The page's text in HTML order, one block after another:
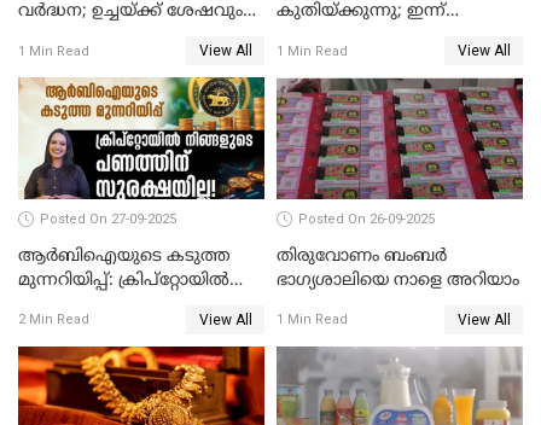
വർദ്ധന; ഉച്ചയ്ക്ക് ശേഷവും
കൂടിയത് പവന് 2,760 രൂപ
1 Min Read View All
കുതിയ്ക്കുന്നു; ഇന്ന്
1040 രൂപ
1 Min Read View All
Posted On 27-09-2025
ആർബിഐയുടെ കടുത്ത
മുന്നറിയിപ്പ്: ക്രിപ്റ്റോയിൽ
സുരക്ഷയില്ല!
2 Min Read View All
Posted On 26-09-2025
തിരുവോണം ബംബര്‍
ഭാഗ്യശാലിയെ നാളെ അറിയാം
1 Min Read View All